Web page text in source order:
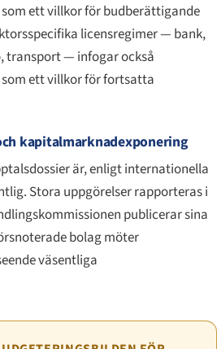
ett villkor för budberättigande
licensregimer — bank,
transport — infogar också
ett villkor för fortsatta
kapitalmarknadexponering
är, enligt internationella
Stora uppgörelser rapporteras i
publicerar sina
bolag möter
väsentliga